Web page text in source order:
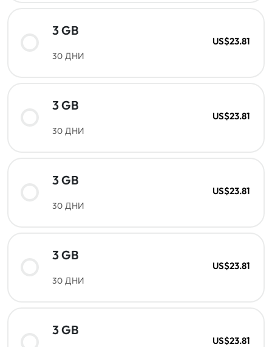
3 GB
30 ДНИ
US$23.81
3 GB
30 ДНИ
US$23.81
3 GB
30 ДНИ
US$23.81
3 GB
30 ДНИ
US$23.81
3 GB
US$23.81